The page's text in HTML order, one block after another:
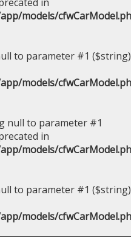
models/
to parameter #1 ($string)
models/
null to parameter #1
in
models/
to parameter #1 ($string)
models/